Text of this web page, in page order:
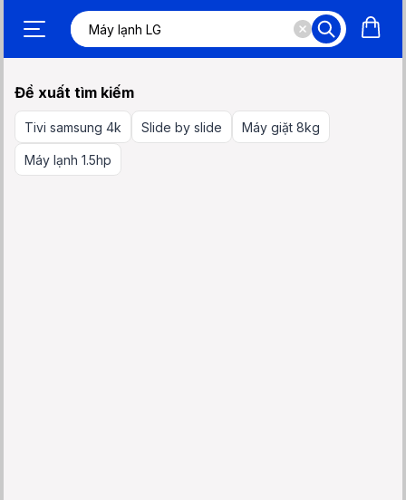
Đề xuất tìm kiếm
Tivi samsung 4k Slide by slide Máy giặt 8kg
Máy lạnh 1.5hp